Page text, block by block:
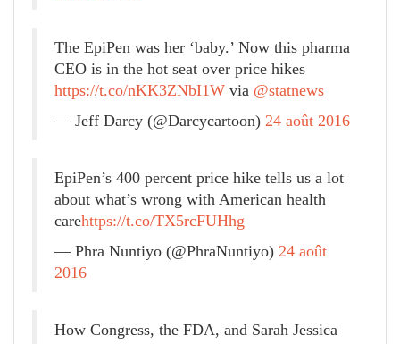
The EpiPen was her ‘baby.’ Now this pharma
CEO is in the hot seat over price hikes
https://t.co/nKK3ZNbI1W via @statnews
— Jeff Darcy (@Darcycartoon) 24 août 2016
EpiPen’s 400 percent price hike tells us a lot
about what’s wrong with American health
carehttps://t.co/TX5rcFUHhg
— Phra Nuntiyo (@PhraNuntiyo) 24 août
2016
How Congress, the FDA, and Sarah Jessica